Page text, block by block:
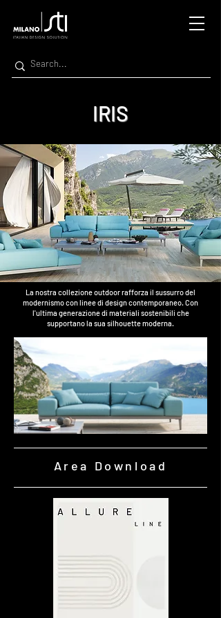
IRIS
La nostra collezione outdoor rafforza il sussurro del
modernismo con linee di design contemporaneo. Con
l'ultima generazione di materiali sostenibili che
supportano la sua silhouette moderna.
Area Download